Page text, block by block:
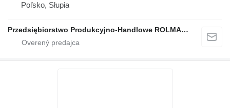
Poľsko, Słupia
Przedsiębiorstwo Produkcyjno-Handlowe ROLMAPOL Marcin Dziekan